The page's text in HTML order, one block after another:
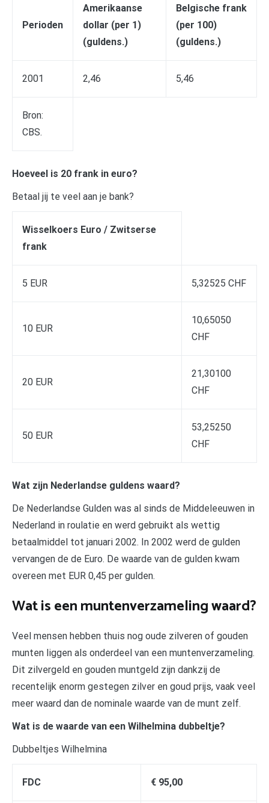
Perioden
Amerikaanse
dollar (per 1)
(guldens.)
Belgische frank
(per 100)
(guldens.)
2001 2,46 5,46
Bron:
CBS.
Hoeveel is 20 frank in euro?
Betaal jij te veel aan je bank?
Wisselkoers Euro / Zwitserse
frank
5 EUR 5,32525 CHF
10 EUR
10,65050
CHF
20 EUR
21,30100
CHF
50 EUR
53,25250
CHF
Wat zijn Nederlandse guldens waard?
De Nederlandse Gulden was al sinds de Middeleeuwen in
Nederland in roulatie en werd gebruikt als wettig
betaalmiddel tot januari 2002. In 2002 werd de gulden
vervangen de de Euro. De waarde van de gulden kwam
overeen met EUR 0,45 per gulden.
Wat is een muntenverzameling waard?
Veel mensen hebben thuis nog oude zilveren of gouden
munten liggen als onderdeel van een muntenverzameling.
Dit zilvergeld en gouden muntgeld zijn dankzij de
recentelijk enorm gestegen zilver en goud prijs, vaak veel
meer waard dan de nominale waarde van de munt zelf.
Wat is de waarde van een Wilhelmina dubbeltje?
Dubbeltjes Wilhelmina
FDC € 95,00